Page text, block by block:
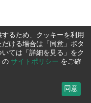
るため、クッキーを利用
ける場合は「同意」ボタ
ては「詳細を見る」をク
の サイトポリシー をご確
同意